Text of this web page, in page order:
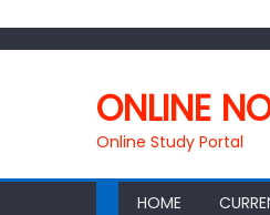
ONLINE
Online Study Portal
HOME